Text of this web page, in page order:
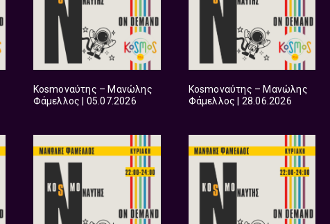
Kosmoναύτης – Μανώλης
Φάμελλος | 05.07.2026
Kosmoναύτης – Μανώλης
Φάμελλος | 28.06.2026